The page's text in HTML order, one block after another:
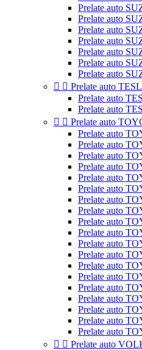
Prelate auto
Prelate auto
Prelate auto
Prelate auto
Prelate auto
Prelate auto
Prelate auto
  Prelate auto
Prelate auto
Prelate auto
  Prelate auto
Prelate auto
Prelate auto
Prelate auto
Prelate auto
Prelate auto
Prelate auto
Prelate auto
Prelate auto
Prelate auto
Prelate auto
Prelate auto
Prelate auto
Prelate auto
Prelate auto
Prelate auto
Prelate auto
Prelate auto
Prelate auto
Prelate auto
  Prelate auto